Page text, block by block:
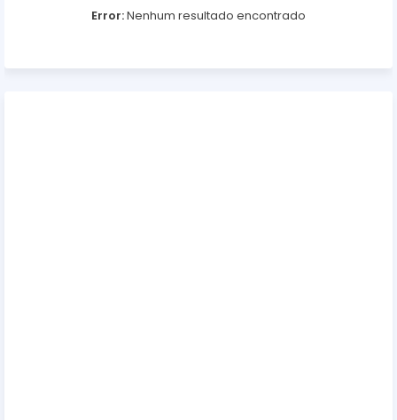
Error:Nenhum resultado encontrado